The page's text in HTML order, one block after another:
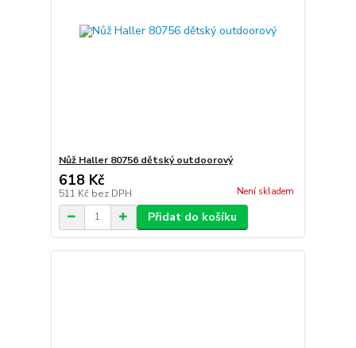
Nůž Haller 80756 dětský outdoorový
618 Kč
511 Kč bez DPH Není skladem
Přidat do košíku